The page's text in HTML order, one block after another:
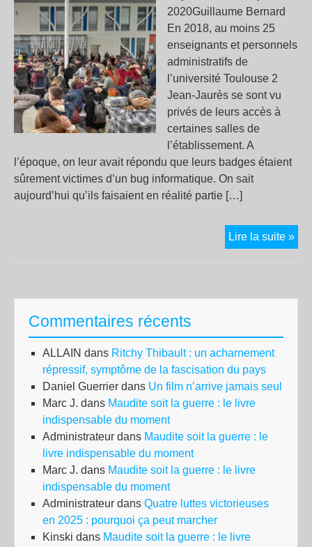
2020Guillaume Bernard
En 2018, au moins 25
enseignants et personnels
administratifs de
l’université Toulouse 2
Jean-Jaurès se sont vu
privés de leurs accès à
certaines salles de
l’établissement. A
l’époque, on leur avait répondu que leurs badges étaient
sûrement victimes d’un bug informatique. On sait
aujourd’hui qu’ils faisaient en réalité partie […]
Lire la suite »
à
Commentaires récents
ALLAIN dans Ritchy Thibault : un acharnement
répressif, symptôme de la fascisation du pays
Daniel Guerrier dans Un film n’arrive jamais seul
Marc J. dans Maudite soit la guerre : le livre
indispensable du moment
Administrateur dans Maudite soit la guerre : le
livre indispensable du moment
Marc J. dans Maudite soit la guerre : le livre
indispensable du moment
Administrateur dans Quatre luttes victorieuses
en 2025 : pourquoi ça peut marcher
Kinski dans Maudite soit la guerre : le livre